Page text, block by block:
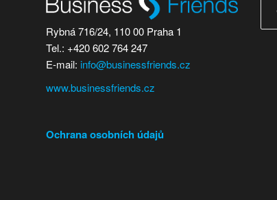
Rybná 716/24, 110 00 Praha 1
Tel.: +420 602 764 247
E-mail: info@businessfriends.cz
www.businessfriends.cz
Ochrana osobních údajů